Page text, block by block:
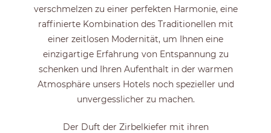
verschmelzen zu einer perfekten Harmonie, eine
raffinierte Kombination des Traditionellen mit
einer zeitlosen Modernität, um Ihnen eine
einzigartige Erfahrung von Entspannung zu
schenken und Ihren Aufenthalt in der warmen
Atmosphäre unsers Hotels noch spezieller und
unvergesslicher zu machen.
Der Duft der Zirbelkiefer mit ihren